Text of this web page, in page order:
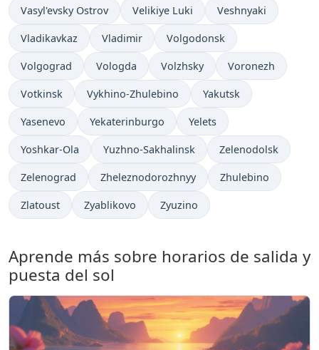
Vasyl'evsky Ostrov Velikiye Luki Veshnyaki
Vladikavkaz Vladimir Volgodonsk
Volgograd Vologda Volzhsky Voronezh
Votkinsk Vykhino-Zhulebino Yakutsk
Yasenevo Yekaterinburgo Yelets
Yoshkar-Ola Yuzhno-Sakhalinsk Zelenodolsk
Zelenograd Zheleznodorozhnyy Zhulebino
Zlatoust Zyablikovo Zyuzino
Aprende más sobre horarios de salida y
puesta del sol